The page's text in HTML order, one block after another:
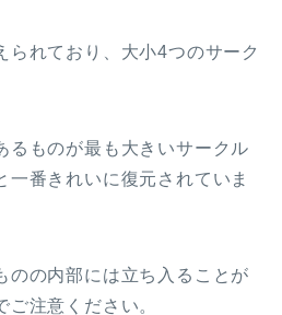
られており、大小4つのサーク
るものが最も大きいサークル
一番きれいに復元されていま
のの内部には立ち入ることが
注意ください。